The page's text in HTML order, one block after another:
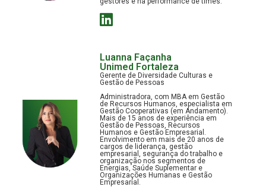
Luanna Façanha
Unimed Fortaleza
Gerente de Diversidade Culturas e
Gestão de Pessoas
Administradora, com MBA em Gestão
de Recursos Humanos, especialista em
Gestão Cooperativas (em Andamento).
Mais de 15 anos de experiência em
Gestão de Pessoas, Recursos
Humanos e Gestão Empresarial.
Envolvimento em mais de 20 anos de
cargos de liderança, gestão
empresarial, segurança do trabalho e
organização nos segmentos de
Energias, Saúde Suplementar e
Organizações Humanas e Gestão
Empresarial.